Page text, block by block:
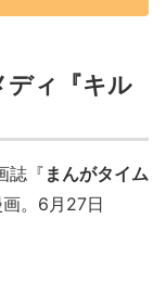
ディ『キル
誌『 まんがタイム
。6月27日